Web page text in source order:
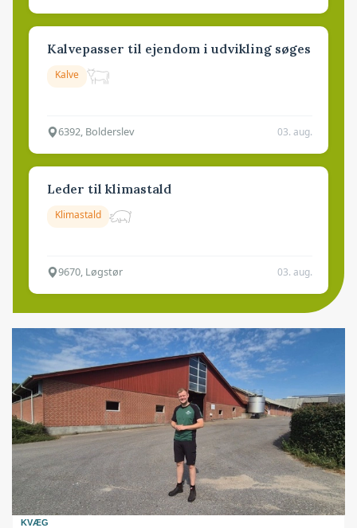
Kalvepasser til ejendom i udvikling søges
Kalve
6392, Bolderslev 03. aug.
Leder til klimastald
Klimastald
9670, Løgstør 03. aug.
KVÆG